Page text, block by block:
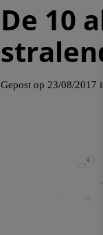
De 10
Gepost op 23/08/2017